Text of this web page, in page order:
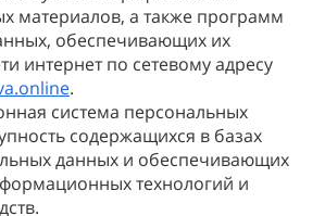
материалов, а также программ
обеспечивающих их
интернет по сетевому адресу
.
система персональных
содержащихся в базах
данных и обеспечивающих
технологий и